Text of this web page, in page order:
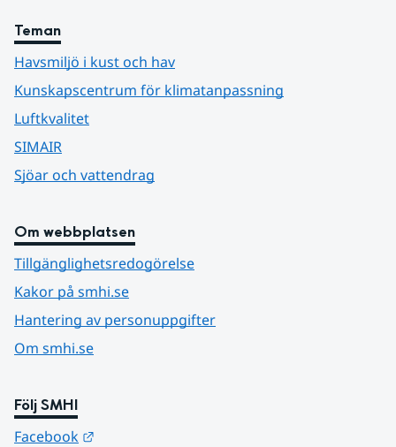
Teman
Havsmiljö i kust och hav
Kunskapscentrum för klimatanpassning
Luftkvalitet
SIMAIR
Sjöar och vattendrag
Om webbplatsen
Tillgänglighetsredogörelse
Kakor på smhi.se
Hantering av personuppgifter
Om smhi.se
Följ SMHI
Facebook